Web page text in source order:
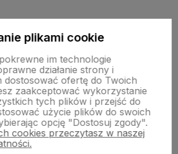
plikami cookie
im technologie
działanie strony i
dostosować ofertę do Twoich
zaakceptować wykorzystanie
tych plików i przejść do
użycie plików do swoich
opcję "Dostosuj zgody".
cookies przeczytasz w naszej